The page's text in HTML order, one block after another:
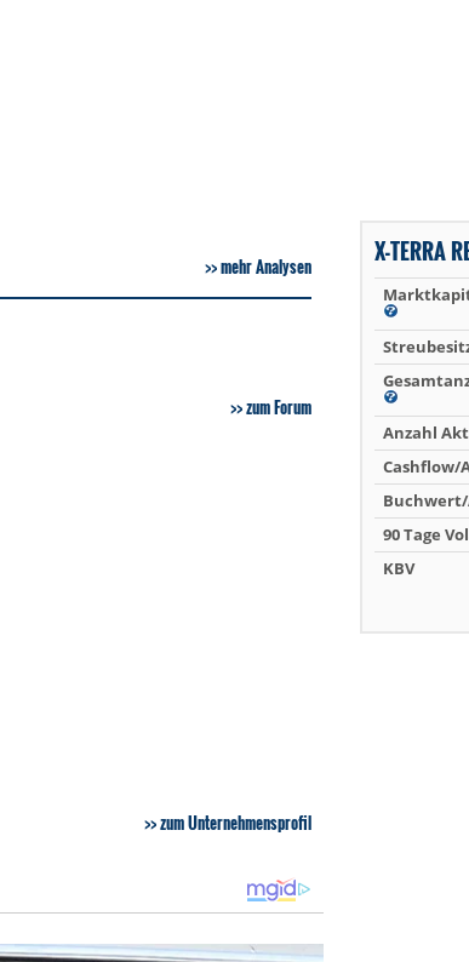
mehr Analysen
zum Forum
zum Unternehmensprofil
X-TERRA
Anzahl
Cashflow/
90 Tage
KBV